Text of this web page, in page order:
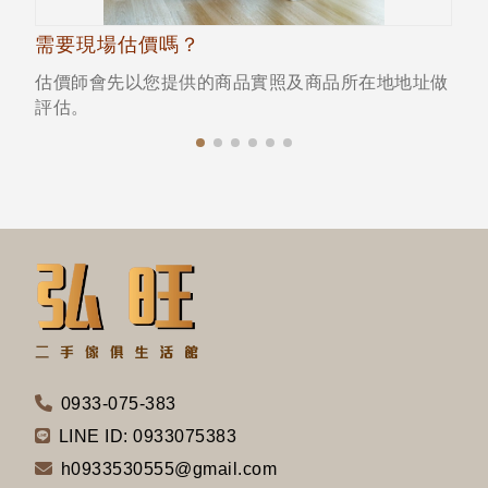
需要現場估價嗎？
估價師會先以您提供的商品實照及商品所在地地址做
評估。
0933-075-383
LINE ID: 0933075383
h0933530555@gmail.com